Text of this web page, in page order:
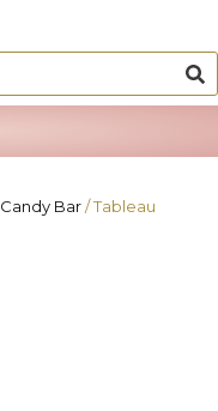
Candy Bar/ Tableau